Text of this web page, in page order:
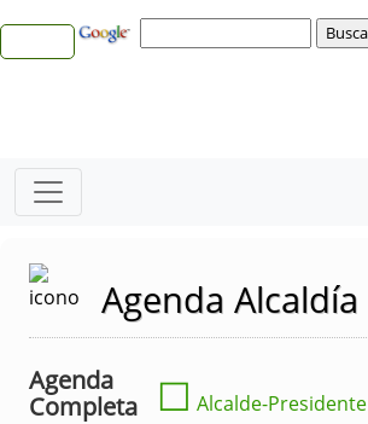
Agenda Alcaldía
Agenda
Completa
☐ Alcalde-Presidente